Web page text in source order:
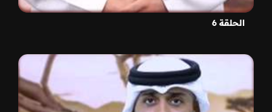
الحلقة 6